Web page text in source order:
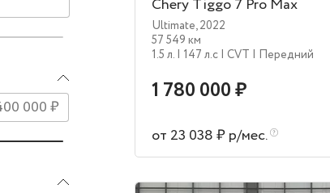
Chery Tiggo 7 Pro Max
Ultimate,2022
57 549 км
1.5 л. | 147 л.c | CVT | Передний
1 780 000 ₽
от 23 038 ₽ р/мес.